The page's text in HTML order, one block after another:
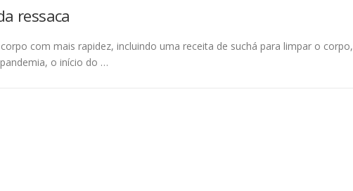
ressaca
com mais rapidez, incluindo uma receita de suchá para limpar o corpo,
o início do …